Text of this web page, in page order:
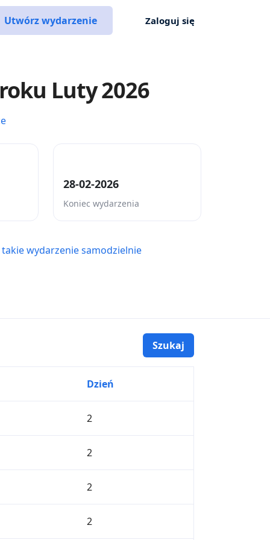
Utwórz wydarzenie Zaloguj się
Luty 2026
28-02-2026
Koniec wydarzenia
wydarzenie samodzielnie
Dzień
2
2
2
2